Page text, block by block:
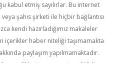
kabul etmiş sayılırlar. Bu internet
şahıs şirketi ile hiçbir bağlantısı
kendi hazırladığımız makaleler
içerikler haber niteliği taşımamakta
paylaşım yapılmamaktadır.